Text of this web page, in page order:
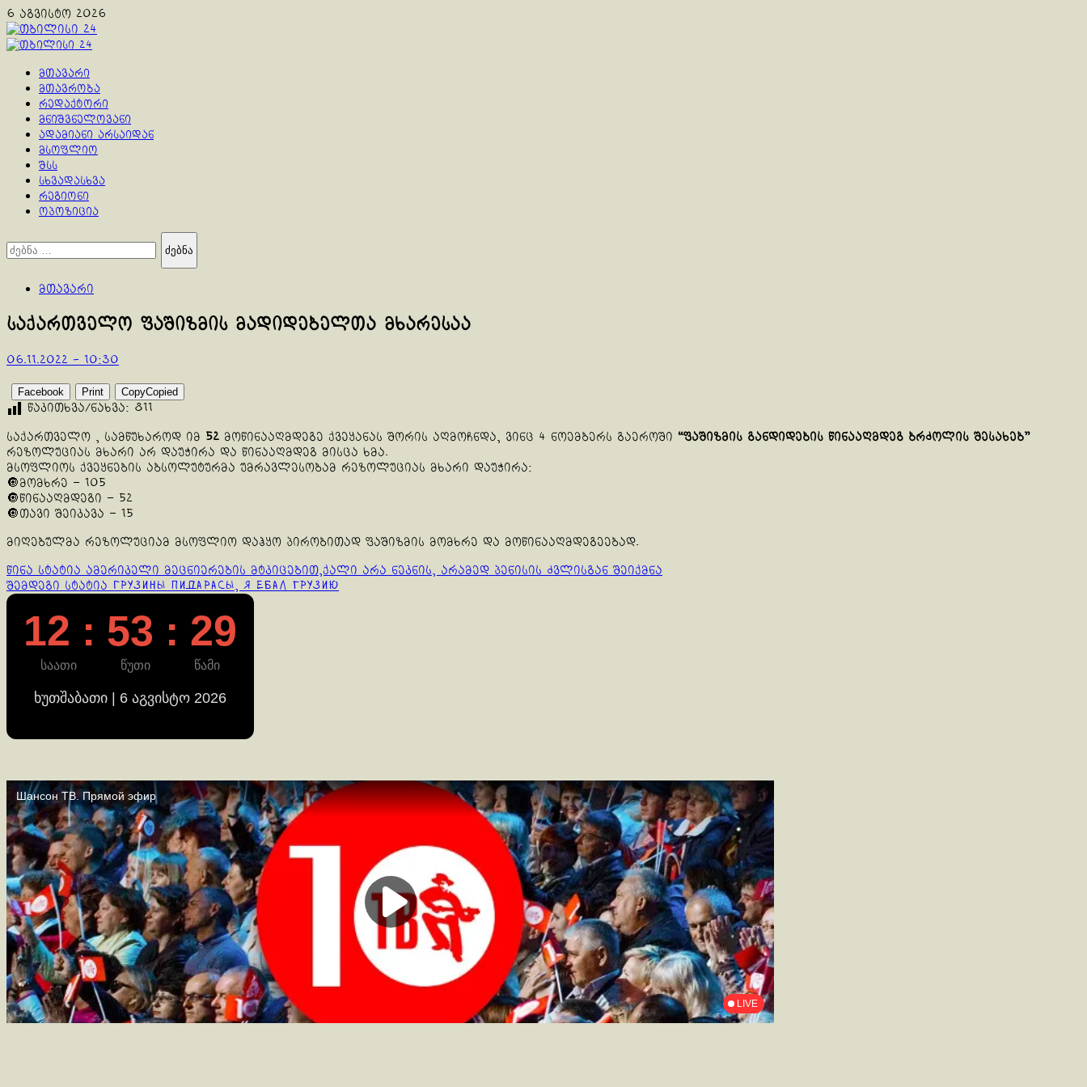
Skip
to
content
6 აგვისტო 2026
Primary
მთავარი
მთავრობა
რედაქტორი
მნიშვნელოვანი
ადამიანი არსაიდან
მსოფლიო
შსს
სხვადასხვა
რეგიონი
ოპოზიცია
ძებნა:
მთავარი
საქართველო ფაშიზმის მადიდებელთა მხარესაა
06.11.2022 - 10:30
Facebook Print CopyCopied
წაკითხვა/ნახვა: 811
საქართველო , სამწუხაროდ იმ 52 მოწინააღმდეგე ქვეყანას შორის აღმოჩნდა, ვინც 4 ნოემბერს გაეროში “ფაშიზმის განდიდების წინააღმდეგ ბრძოლის შესახებ”
რეზოლუციას მხარი არ დაუჭირა და წინააღმდეგ მისცა ხმა.
მსოფლიოს ქვეყნების აბსოლუტურმა უმრავლესობამ რეზოლუციას მხარი დაუჭირა:
🔘მომხრე – 105
🔘წინააღმდეგი – 52
🔘თავი შეიკავა – 15
მიღებულმა რეზოლუციამ მსოფლიო დაჰყო პირობითად ფაშიზმის მომხრე და მოწინააღმდეგეებად.
Continue
Reading
წინა სტატია ამერიკელი მეცნიერების მტკიცებით,ქალი არა ნეკნის, არამედ პენისის ძვლისგან შეიქმნა
შემდეგი სტატია Грузины пидарасы, я ебал грузию
12 : 53 : 29
საათი წუთი წამი
ხუთშაბათი | 6 აგვისტო 2026